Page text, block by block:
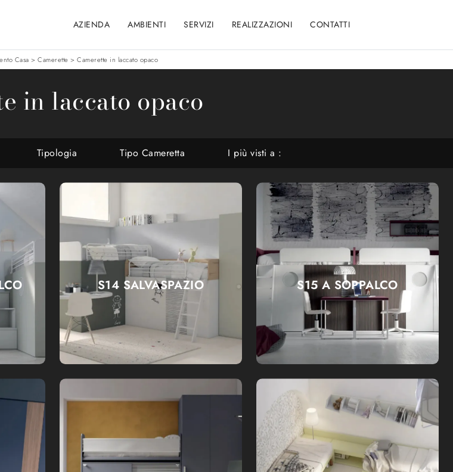
AZIENDA AMBIENTI SERVIZI REALIZZAZIONI CONTATTI
Casa > Camerette > Camerette in laccato opaco
in laccato opaco
Tipologia Tipo Cameretta I più visti a :
S14 SALVASPAZIO S15 A SOPPALCO